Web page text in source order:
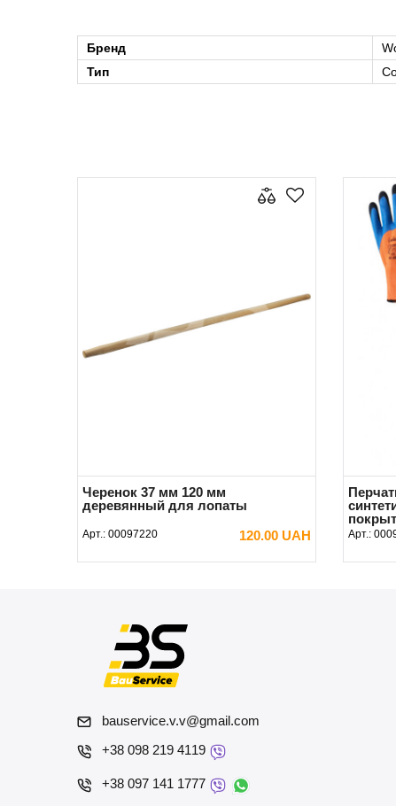
Бренд
Тип
Черенок 37 мм 120 мм
деревянный для лопаты
Арт.: 00097220 120.00 UAH
В КОРЗИНУ
Арт.:
bauservice.v.v@gmail.com
+38 098 219 4119
+38 097 141 1777